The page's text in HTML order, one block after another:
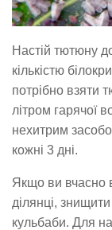
Настій тютюну
кількістю
потрібно взяти
літром гарячої
нехитрим
кожні 3 дні.
Якщо ви вчасно
ділянці,
кульбаби. Для